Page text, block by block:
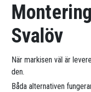
Svalöv
När markisen väl är
den.
Båda alternativen